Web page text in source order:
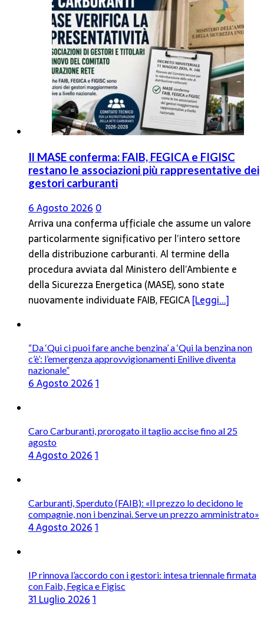
Il MASE conferma: FAIB, FEGICA e FIGISC
restano le associazioni più rappresentative dei
gestori carburanti
6 Agosto 20260
Arriva una conferma ufficiale che assume un valore
particolarmente significativo per l’intero settore
della distribuzione carburanti. Al termine della
procedura avviata dal Ministero dell’Ambiente e
della Sicurezza Energetica (MASE), sono state
nuovamente individuate FAIB, FEGICA[Leggi...]
“Da ‘Qui ci puoi fare anche benzina’ a ‘Qui la benzina non
c’è’: l’emergenza approvvigionamenti Enilive diventa
nazionale”
6 Agosto 20261
Caro Carburanti, prorogato il taglio accise fino al 25
agosto
4 Agosto 20261
Carburanti, Sperduto (FAIB): «Il prezzo lo decidono le
compagnie, non i benzinai. Serve un prezzo amministrato»
4 Agosto 20261
IP rinnova l’accordo con i gestori: intesa triennale firmata
con Faib, Fegica e Figisc
31 Luglio 20261